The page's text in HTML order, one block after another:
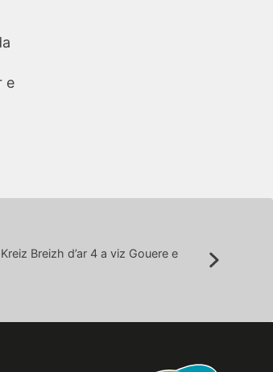
e
Breizh d’ar 4 a viz Gouere e